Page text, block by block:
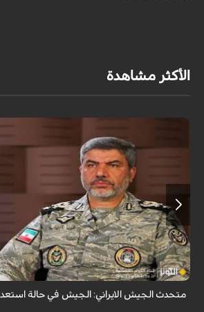
الأكثر مشاهدة
قال المتحدث باسم الجيش الإيراني العميد محمد
الإسلامية الإيرانية في حالة استعداد تام.
متحدث الجيش الايراني: الجيش في حالة